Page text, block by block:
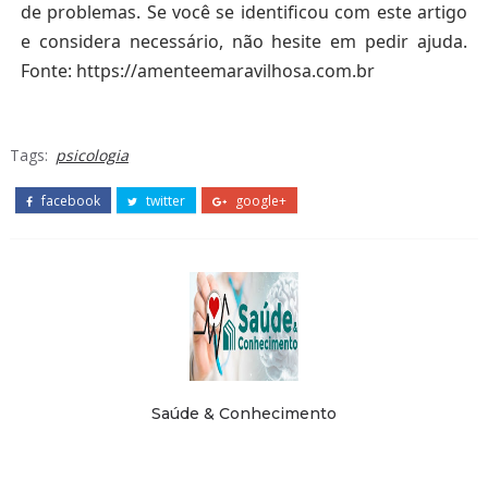
de problemas. Se você se identificou com este artigo
e considera necessário, não hesite em pedir ajuda.
Fonte: https://amenteemaravilhosa.com.br
Tags: psicologia
facebook twitter google+
Saúde & Conhecimento